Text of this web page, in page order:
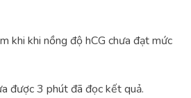
khi khi nồng độ hCG chưa đạt mức
được 3 phút đã đọc kết quả.